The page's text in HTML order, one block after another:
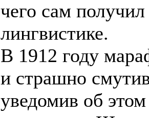
чего сам
лингвистике.
В 1912 году
и страшно
уведомив об